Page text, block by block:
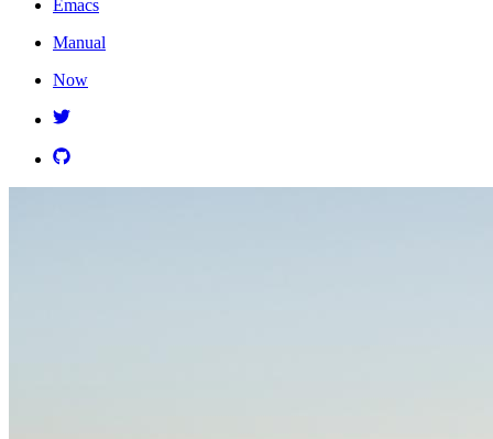
Emacs
Manual
Now